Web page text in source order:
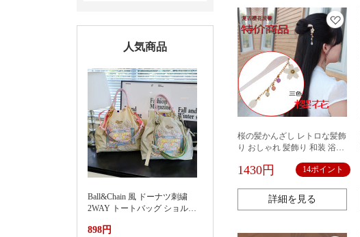
人気商品
Ball&Chain 風 ドーナツ刺繍
2WAY トートバッグ ショルダ
ッグ 大容量通勤カバン夏季新
898円
桜の髪かんざし レトロな髪飾
り おしゃれ 髪飾り 和装 浴衣
ー かんざし 簪 まとめ髪 お土
1430円 14ポイント
詳細を見る